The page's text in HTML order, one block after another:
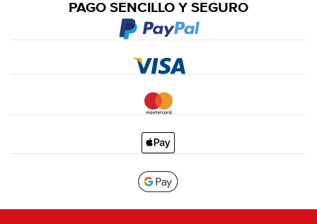
PAGO SENCILLO Y SEGURO